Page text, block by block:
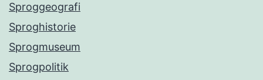
Sproggeografi
Sproghistorie
Sprogmuseum
Sprogpolitik